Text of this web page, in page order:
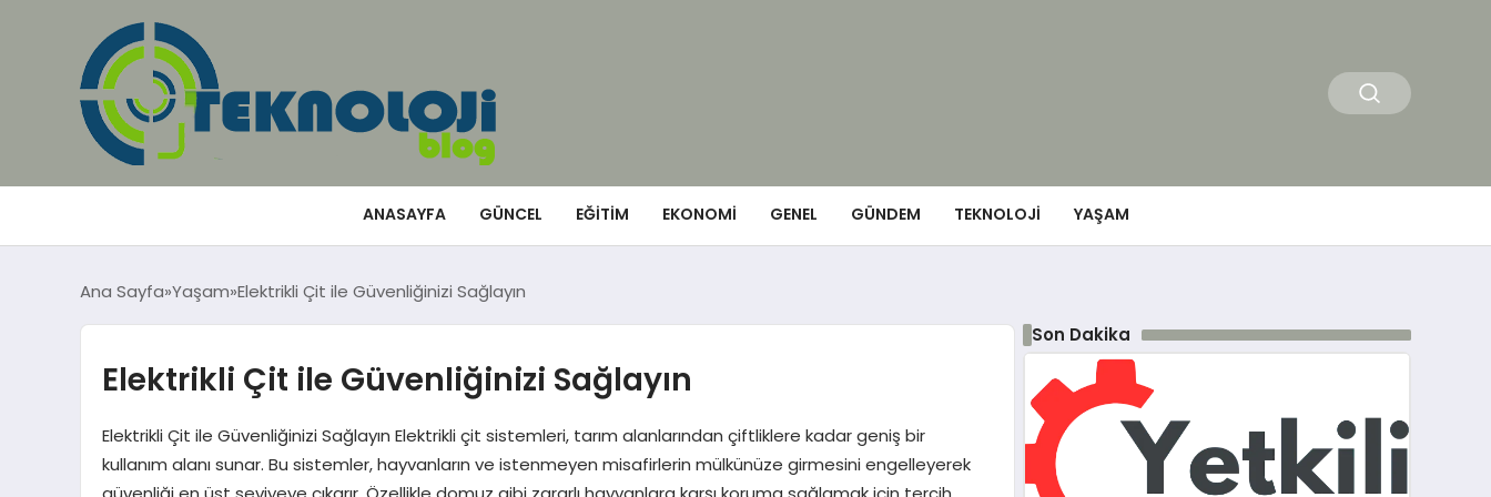
ANASAYFA GÜNCEL EĞITIM EKONOMI GENEL GÜNDEM TEKNOLOJI YAŞAM
Ana Sayfa Yaşam Elektrikli Çit ile Güvenliğinizi Sağlayın
Elektrikli Çit ile Güvenliğinizi Sağlayın
Elektrikli Çit ile Güvenliğinizi Sağlayın Elektrikli çit sistemleri, tarım alanlarından çiftliklere kadar geniş bir
kullanım alanı sunar. Bu sistemler, hayvanların ve istenmeyen misafirlerin mülkünüze girmesini engelleyerek
Son Dakika